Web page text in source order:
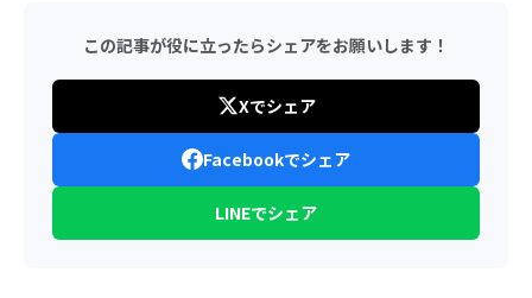
この記事が役に立ったらシェアをお願いします！
Xでシェア
Facebookでシェア
LINEでシェア